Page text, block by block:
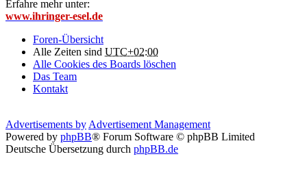
Erfahre mehr unter:
www.ihringer-esel.de
Foren-Übersicht
Alle Zeiten sind UTC+02:00
Alle Cookies des Boards löschen
Das Team
Kontakt
Advertisements by Advertisement Management
Powered by phpBB® Forum Software © phpBB Limited
Deutsche Übersetzung durch phpBB.de